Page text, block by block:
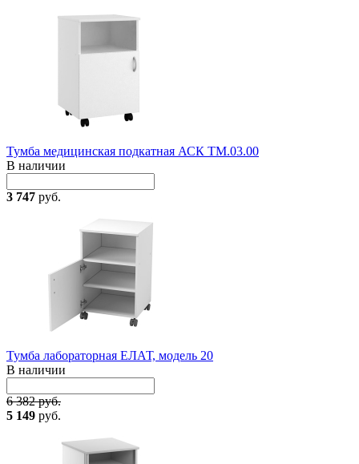
Тумба медицинская подкатная АСК ТМ.03.00
В наличии
3 747 руб.
Тумба лабораторная ЕЛАТ, модель 20
В наличии
6 382 руб.
5 149 руб.